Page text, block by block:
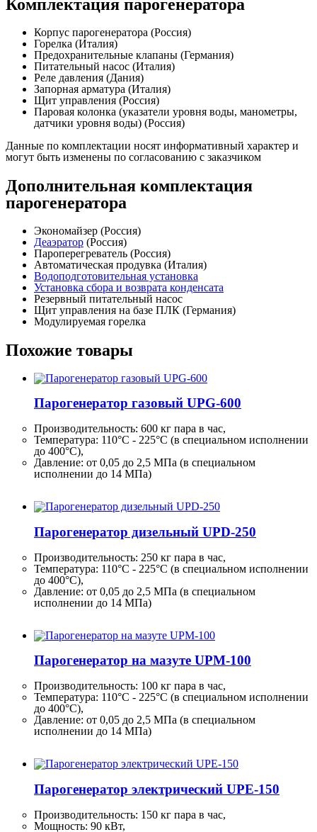
Комплектация парогенератора
Корпус парогенератора (Россия)
Горелка (Италия)
Предохранительные клапаны (Германия)
Питательный насос (Италия)
Реле давления (Дания)
Запорная арматура (Италия)
Щит управления (Россия)
Паровая колонка (указатели уровня воды, манометры,
датчики уровня воды) (Россия)
Данные по комплектации носят информативный характер и
могут быть изменены по согласованию с заказчиком
Дополнительная комплектация
парогенератора
Экономайзер (Россия)
Деаэратор (Россия)
Пароперегреватель (Россия)
Автоматическая продувка (Италия)
Водоподготовительная установка
Установка сбора и возврата конденсата
Резервный питательный насос
Щит управления на базе ПЛК (Германия)
Модулируемая горелка
Похожие товары
Парогенератор газовый UPG-600
Производительность: 600 кг пара в час,
Температура: 110°C - 225°C (в специальном исполнении
до 400°C),
Давление: от 0,05 до 2,5 МПа (в специальном
исполнении до 14 МПа)
Парогенератор дизельный UPD-250
Производительность: 250 кг пара в час,
Температура: 110°C - 225°C (в специальном исполнении
до 400°C),
Давление: от 0,05 до 2,5 МПа (в специальном
исполнении до 14 МПа)
Парогенератор на мазуте UPM-100
Производительность: 100 кг пара в час,
Температура: 110°C - 225°C (в специальном исполнении
до 400°C),
Давление: от 0,05 до 2,5 МПа (в специальном
исполнении до 14 МПа)
Парогенератор электрический UPE-150
Производительность: 150 кг пара в час,
Мощность: 90 кВт,